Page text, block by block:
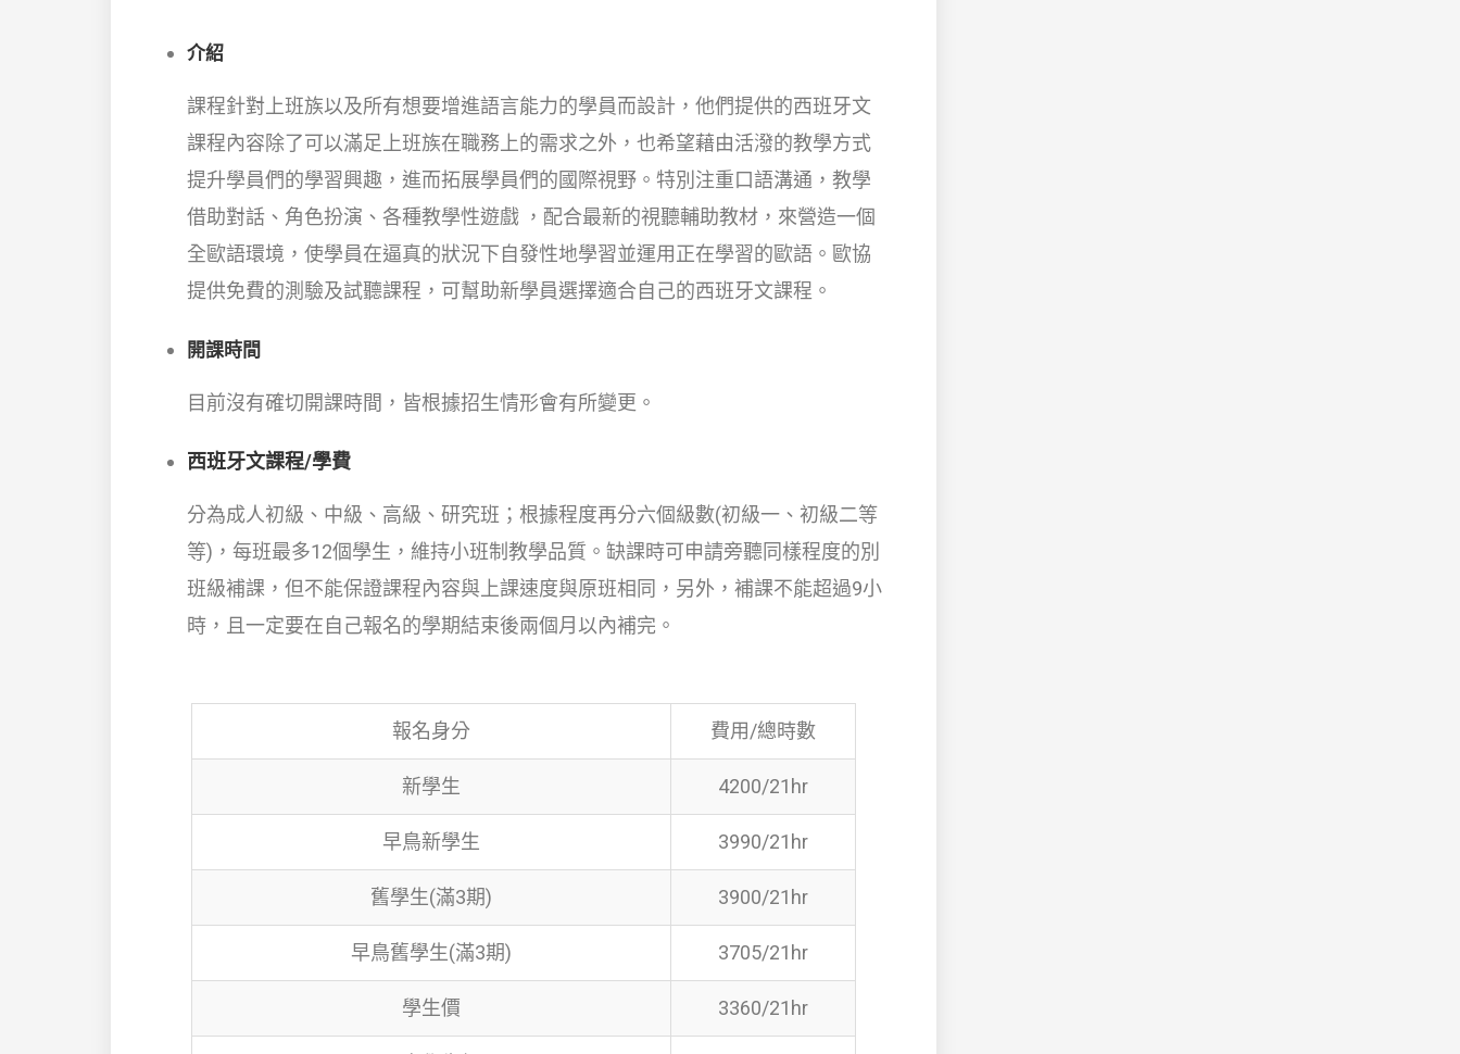
介紹
課程針對上班族以及所有想要增進語言能力的學員而設計，他們提供的西班牙文
課程內容除了可以滿足上班族在職務上的需求之外，也希望藉由活潑的教學方式
提升學員們的學習興趣，進而拓展學員們的國際視野。特別注重口語溝通，教學
借助對話、角色扮演、各種教學性遊戲 ，配合最新的視聽輔助教材，來營造一個
全歐語環境，使學員在逼真的狀況下自發性地學習並運用正在學習的歐語。歐協
提供免費的測驗及試聽課程，可幫助新學員選擇適合自己的西班牙文課程。
開課時間
目前沒有確切開課時間，皆根據招生情形會有所變更。
西班牙文課程/學費
分為成人初級、中級、高級、研究班；根據程度再分六個級數(初級一、初級二等
等)，每班最多12個學生，維持小班制教學品質。缺課時可申請旁聽同樣程度的別
班級補課，但不能保證課程內容與上課速度與原班相同，另外，補課不能超過9小
時，且一定要在自己報名的學期結束後兩個月以內補完。
報名身分 費用/總時數
新學生 4200/21hr
早鳥新學生 3990/21hr
舊學生(滿3期) 3900/21hr
早鳥舊學生(滿3期) 3705/21hr
學生價 3360/21hr